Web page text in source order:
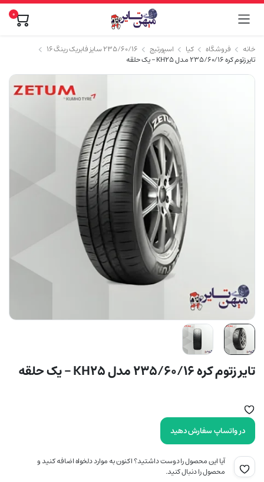
0
خانه فروشگاه کیا اسپورتیج
۲۳۵/۶۰/۱۶ سایز فابریک رینگ ۱۶
تایر زتوم کره 235/60/16 مدل KH25 – یک حلقه
تایر زتوم کره 235/60/16 مدل KH25 – یک حلقه
در واتساپ سفارش دهید
آیا این محصول را دوست داشتید؟ اکنون به موارد دلخواه اضافه کنید و
محصول را دنبال کنید.